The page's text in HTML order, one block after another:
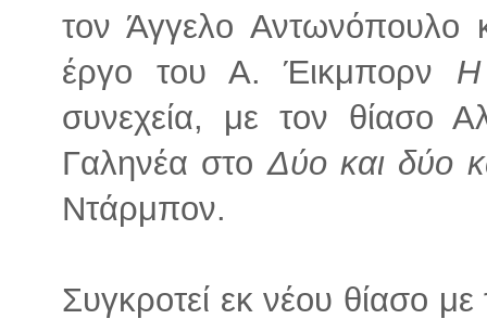
τον Άγγελο Αντωνόπουλο
έργο του Α. Έικμπορν Η
συνεχεία, με τον θίασο
Γαληνέα στοΔύο και δύο
Ντάρμπον.
Συγκροτεί εκ νέου θίασο